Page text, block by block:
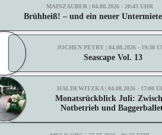
MAINZAUBER | 04.08.2026 - 20:43 UHR
Brühheiß! – und ein neuer
JOCHEN PETRY | 04.08.2026 - 19:38
Seascape Vol. 13
HALDEWITZKA | 04.08.2026 - 17:00
Monatsrückblick Juli:
Notbetrieb und